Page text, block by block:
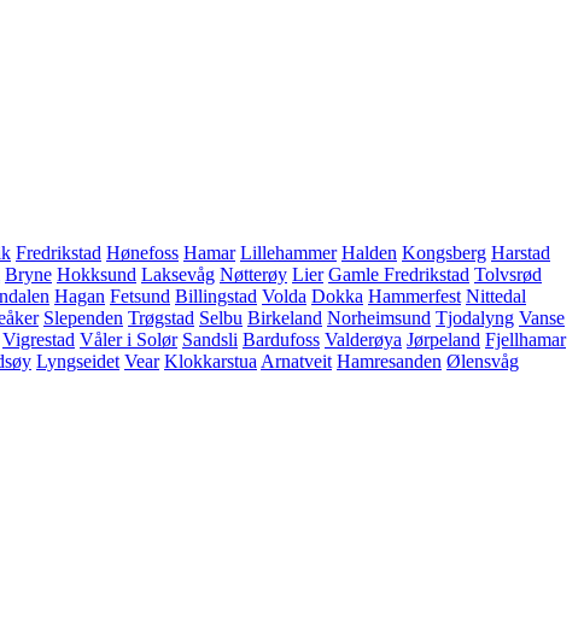
Fredrikstad Hønefoss Hamar Lillehammer Halden Kongsberg Harstad
Bryne Hokksund Laksevåg Nøtterøy Lier Gamle Fredrikstad Tolvsrød
Hagan Fetsund Billingstad Volda Dokka Hammerfest Nittedal
Slependen Trøgstad Selbu Birkeland Norheimsund Tjodalyng Vanse
Vigrestad Våler i Solør Sandsli Bardufoss Valderøya Jørpeland Fjellhamar
Lyngseidet Vear Klokkarstua Arnatveit Hamresanden Ølensvåg